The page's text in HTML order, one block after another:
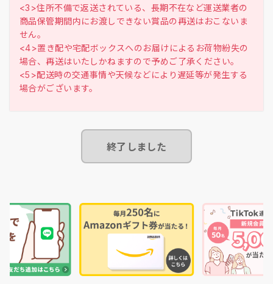
<3>住所不備で返送されている、長期不在など運送業者の
商品保管期間内にお渡しできない賞品の再送はおこないま
せん。
<4>置き配や宅配ボックスへのお届けによるお荷物紛失の
場合、再送はいたしかねますので予めご了承ください。
<5>配送時の交通事情や天候などにより遅延等が発生する
終了しました